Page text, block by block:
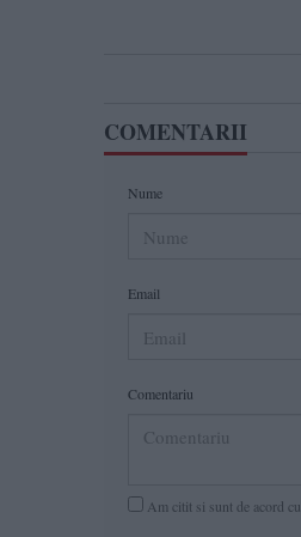
COMENTARII
Nume
Email
Comentariu
Am citit si sunt de acord cu